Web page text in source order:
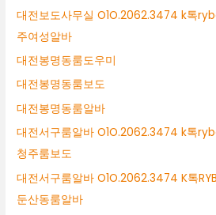
대전보도사무실 O1O.2062.3474 k톡
주여성알바
대전봉명동룸도우미
대전봉명동룸보도
대전봉명동룸알바
대전서구룸알바 O1O.2062.3474 k톡
청주룸보도
대전서구룸알바 O1O.2062.3474 K톡
둔산동룸알바